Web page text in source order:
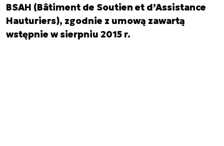
BSAH (Bâtiment de Soutien et d’Assistance
Hauturiers), zgodnie z umową zawartą
wstępnie w sierpniu 2015 r.